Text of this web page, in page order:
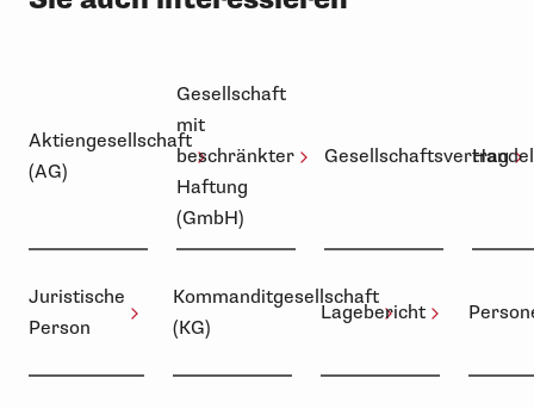
Aktiengesellschaft
(AG)
Gesellschaft
mit
beschränkter
Haftung
(GmbH)
Gesellschaftsvertrag
Juristische
Person
Kommanditgesellschaft
(KG)
Lagebericht